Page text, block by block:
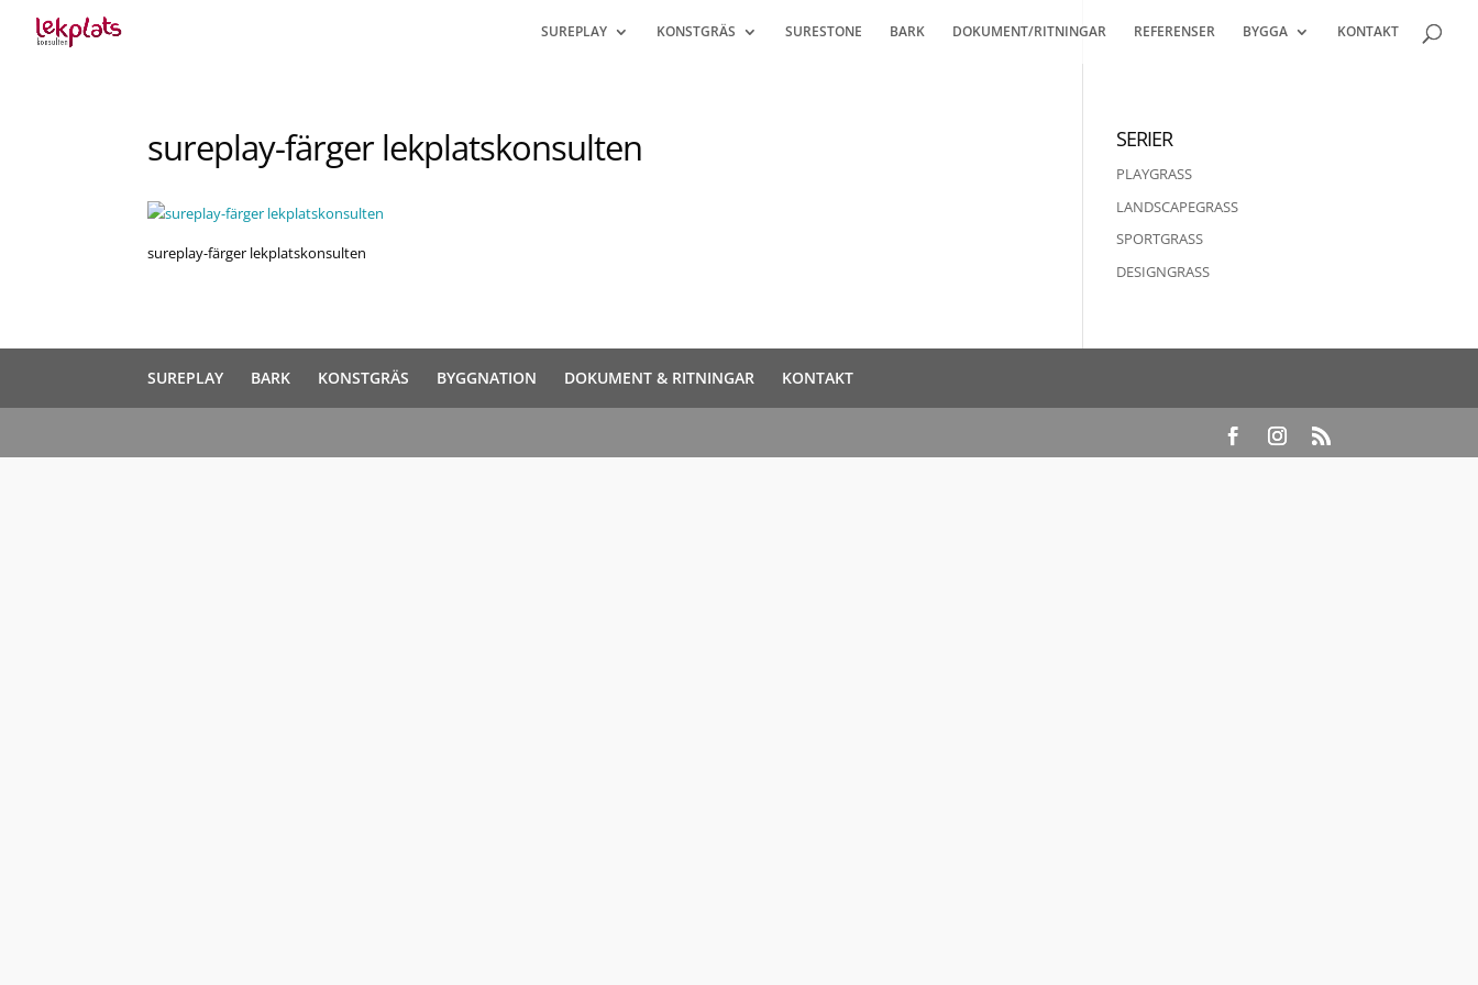
SUREPLAY KONSTGRÄS SURESTONE BARK DOKUMENT/RITNINGAR REFERENSER BYGGA KONTAKT
sureplay-färger lekplatskonsulten
sureplay-färger lekplatskonsulten
SERIER
PLAYGRASS
LANDSCAPEGRASS
SPORTGRASS
DESIGNGRASS
SUREPLAY BARK KONSTGRÄS BYGGNATION DOKUMENT & RITNINGAR KONTAKT